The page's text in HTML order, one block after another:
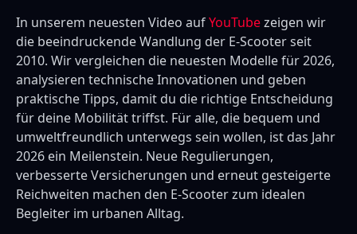
In unserem neuesten Video aufYouTubezeigen wir
die beeindruckende Wandlung der E-Scooter seit
2010. Wir vergleichen die neuesten Modelle für 2026,
analysieren technische Innovationen und geben
praktische Tipps, damit du die richtige Entscheidung
für deine Mobilität triffst. Für alle, die bequem und
umweltfreundlich unterwegs sein wollen, ist das Jahr
2026 ein Meilenstein. Neue Regulierungen,
verbesserte Versicherungen und erneut gesteigerte
Reichweiten machen den E-Scooter zum idealen
Begleiter im urbanen Alltag.